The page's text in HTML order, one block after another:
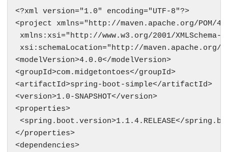
<?xml version="1.0" encoding="UTF-8"?>
<project xmlns="http://maven.apache.org/POM/
xmlns:xsi="http://www.w3.org/2001/XMLSchema-
xsi:schemaLocation="http://maven.apache.org/
<modelVersion>4.0.0</modelVersion>
<groupId>com.midgetontoes</groupId>
<artifactId>spring-boot-simple</artifactId>
<version>1.0-SNAPSHOT</version>
<properties>
<spring.boot.version>1.1.4.RELEASE</
</properties>
<dependencies>